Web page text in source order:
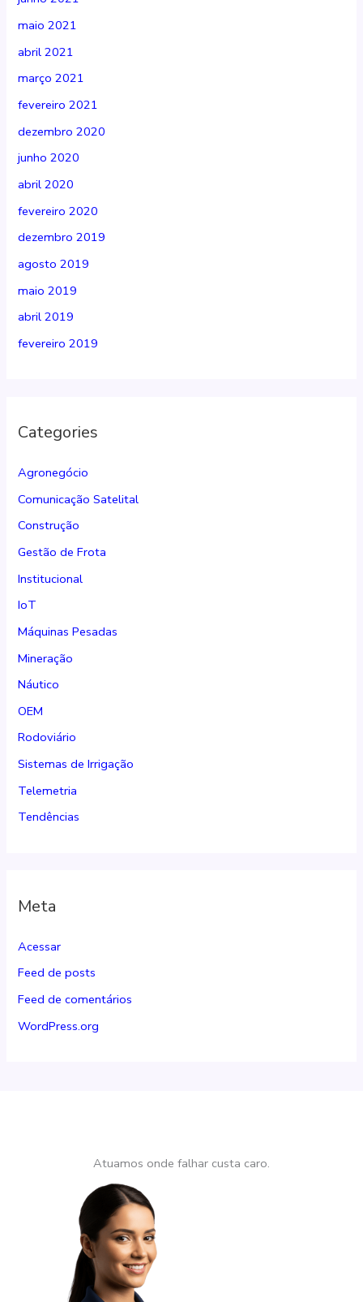
maio 2021
abril 2021
março 2021
fevereiro 2021
dezembro 2020
junho 2020
abril 2020
fevereiro 2020
dezembro 2019
agosto 2019
maio 2019
abril 2019
fevereiro 2019
Categories
Agronegócio
Comunicação Satelital
Construção
Gestão de Frota
Institucional
IoT
Máquinas Pesadas
Mineração
Náutico
OEM
Rodoviário
Sistemas de Irrigação
Telemetria
Tendências
Meta
Acessar
Feed de posts
Feed de comentários
WordPress.org
Atuamos onde falhar custa caro.